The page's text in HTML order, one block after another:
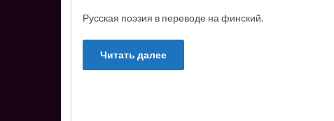
Русская поэзия в переводе на финский.
Читать далее